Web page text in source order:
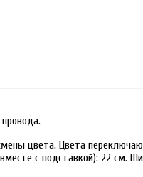
цвета. Цвета
с подставкой): 22 см.